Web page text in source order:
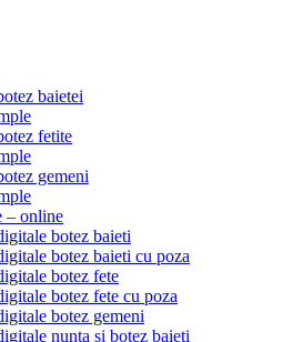
baietei
fetite
gemeni
– online
botez baieti
botez baieti cu poza
botez fete
botez fete cu poza
botez gemeni
nunta si botez baieti